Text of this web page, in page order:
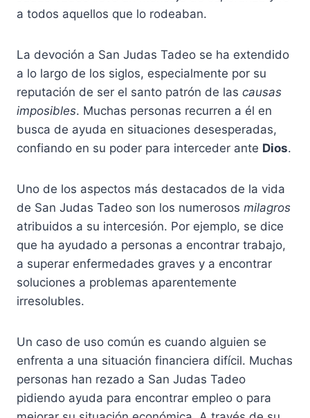
a todos aquellos que lo rodeaban.
La devoción a San Judas Tadeo se ha extendido
a lo largo de los siglos, especialmente por su
reputación de ser el santo patrón de las causas
imposibles. Muchas personas recurren a él en
busca de ayuda en situaciones desesperadas,
confiando en su poder para interceder ante Dios.
Uno de los aspectos más destacados de la vida
de San Judas Tadeo son los numerosos milagros
atribuidos a su intercesión. Por ejemplo, se dice
que ha ayudado a personas a encontrar trabajo,
a superar enfermedades graves y a encontrar
soluciones a problemas aparentemente
irresolubles.
Un caso de uso común es cuando alguien se
enfrenta a una situación financiera difícil. Muchas
personas han rezado a San Judas Tadeo
pidiendo ayuda para encontrar empleo o para